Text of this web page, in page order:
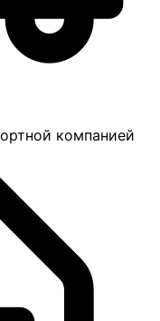
компанией